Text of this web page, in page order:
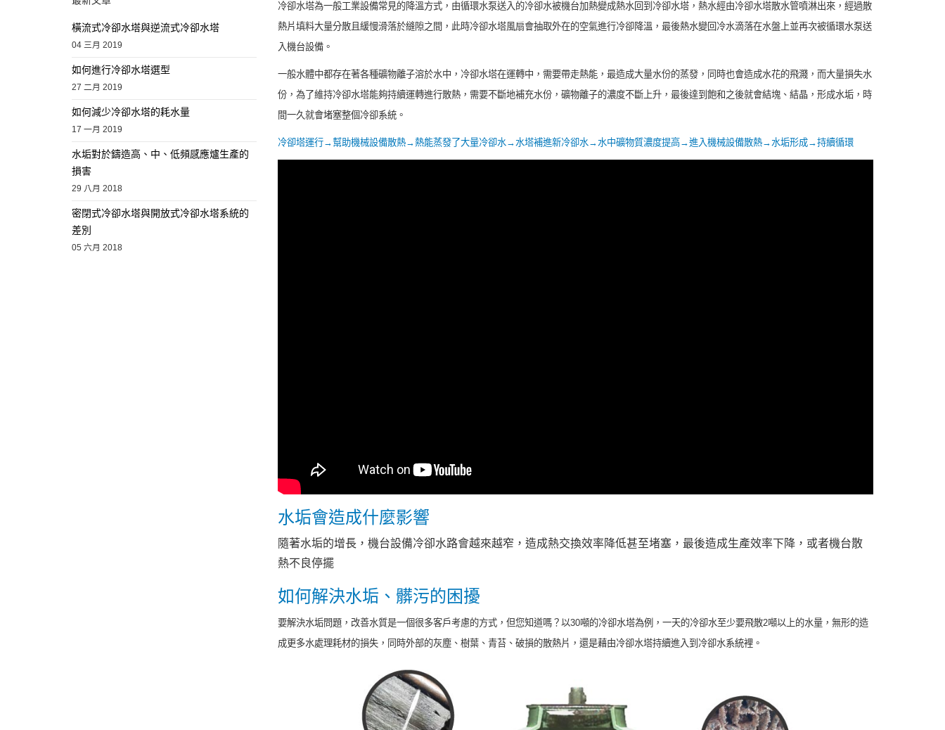
橫流式冷卻水塔與逆流式冷卻水塔
04 三月 2019
如何進行冷卻水塔選型
27 二月 2019
如何減少冷卻水塔的耗水量
17 一月 2019
水垢對於鑄造高、中、低頻感應爐生產的
損害
29 八月 2018
密閉式冷卻水塔與開放式冷卻水塔系統的
差別
05 六月 2018
冷卻水塔為一般工業設備常見的降溫方式，由循環水泵送入的冷卻水被機台加熱變成熱水回到冷卻水塔，熱水經由冷卻水塔散水管噴淋出來，經過散
熱片填料大量分散且緩慢滑落於縫隙之間，此時冷卻水塔風扇會抽取外在的空氣進行冷卻降溫，最後熱水變回冷水滴落在水盤上並再次被循環水泵送
入機台設備。
一般水體中都存在著各種礦物離子溶於水中，冷卻水塔在運轉中，需要帶走熱能，最造成大量水份的蒸發，同時也會造成水花的飛濺，而大量損失水
份，為了維持冷卻水塔能夠持續運轉進行散熱，需要不斷地補充水份，礦物離子的濃度不斷上升，最後達到飽和之後就會結塊、結晶，形成水垢，時
間一久就會堵塞整個冷卻系統。
冷卻塔運行→幫助機械設備散熱→熱能蒸發了大量冷卻水→水塔補進新冷卻水→水中礦物質濃度提高→進入機械設備散熱→水垢形成→持續循環
水垢會造成什麼影響
隨著水垢的增長，機台設備冷卻水路會越來越窄，造成熱交換效率降低甚至堵塞，最後造成生產效率下降，或者機台散
熱不良停擺
如何解決水垢、髒污的困擾
要解決水垢問題，改善水質是一個很多客戶考慮的方式，但您知道嗎？以30噸的冷卻水塔為例，一天的冷卻水至少要飛散2噸以上的水量，無形的造
成更多水處理耗材的損失，同時外部的灰塵、樹葉、青苔、破損的散熱片，還是藉由冷卻水塔持續進入到冷卻水系統裡。